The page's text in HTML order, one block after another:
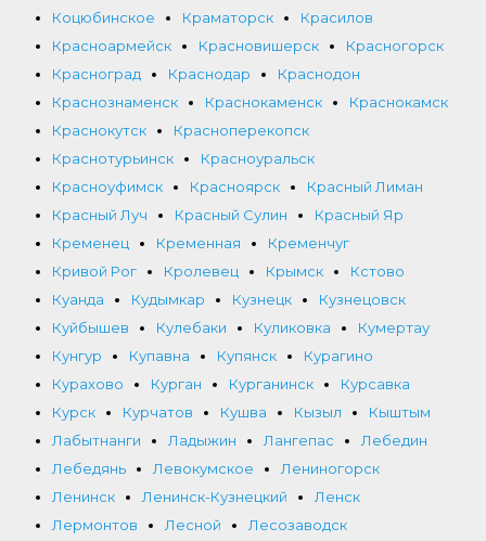
Коцюбинское
Краматорск
Красилов
Красноармейск
Красновишерск
Красногорск
Красноград
Краснодар
Краснодон
Краснознаменск
Краснокаменск
Краснокамск
Краснокутск
Красноперекопск
Краснотурьинск
Красноуральск
Красноуфимск
Красноярск
Красный Лиман
Красный Луч
Красный Сулин
Красный Яр
Кременец
Кременная
Кременчуг
Кривой Рог
Кролевец Крымск
Кстово
Куанда
Кудымкар Кузнецк
Кузнецовск
Куйбышев
Кулебаки Куликовка
Кумертау
Кунгур
Купавна Купянск
Курагино
Курахово
Курган Курганинск
Курсавка
Курск
Курчатов Кушва Кызыл
Кыштым
Лабытнанги
Ладыжин Лангепас
Лебедин
Лебедянь
Левокумское
Лениногорск
Ленинск
Ленинск-Кузнецкий
Ленск
Лермонтов
Лесной
Лесозаводск